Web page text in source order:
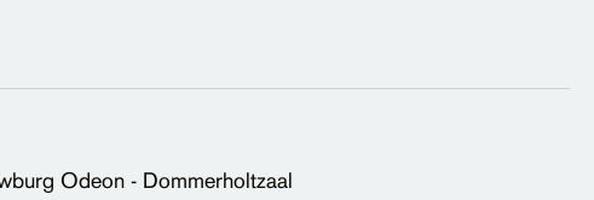
Odeon - Dommerholtzaal